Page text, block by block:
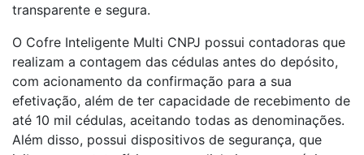
transparente e segura.
O Cofre Inteligente Multi CNPJ possui contadoras que
realizam a contagem das cédulas antes do depósito,
com acionamento da confirmação para a sua
efetivação, além de ter capacidade de recebimento de
até 10 mil cédulas, aceitando todas as denominações.
Além disso, possui dispositivos de segurança, que